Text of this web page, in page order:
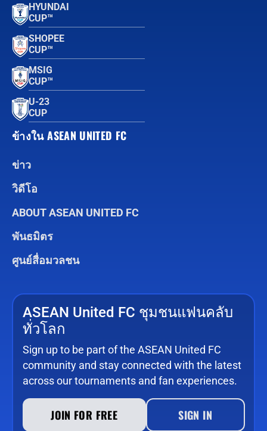
HYUNDAI
CUP™
SHOPEE
CUP™
MSIG
CUP™
U-23
CUP
ข้างใน ASEAN UNITED FC
ข่าว
วิดีโอ
ABOUT ASEAN UNITED FC
พันธมิตร
ศูนย์สื่อมวลชน
ASEAN United FC ชุมชนแฟนคลับ
ทั่วโลก
Sign up to be part of the ASEAN United FC
community and stay connected with the latest
across our tournaments and fan experiences.
JOIN FOR FREE SIGN IN